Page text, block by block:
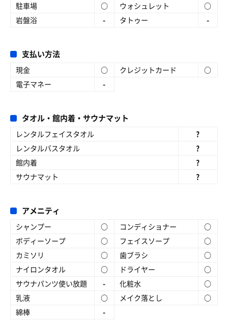
駐車場
○ ウォシュレット
○
岩盤浴
- タトゥー -
支払い方法
現金 ○ クレジットカード
○
電子マネー
-
タオル・館内着・サウナマット
レンタルフェイスタオル
?
レンタルバスタオル
?
館内着
?
サウナマット
?
アメニティ
シャンプー ○ コンディショナー
○
ボディーソープ
○ フェイスソープ
○
カミソリ
○ 歯ブラシ
○
ナイロンタオル
○ ドライヤー
○
サウナパンツ使い放題
- 化粧水
○
乳液
○ メイク落とし
○
綿棒
-